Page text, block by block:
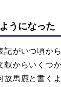
うになった
記がいつ頃か
献からいくつ
故馬鹿と書く